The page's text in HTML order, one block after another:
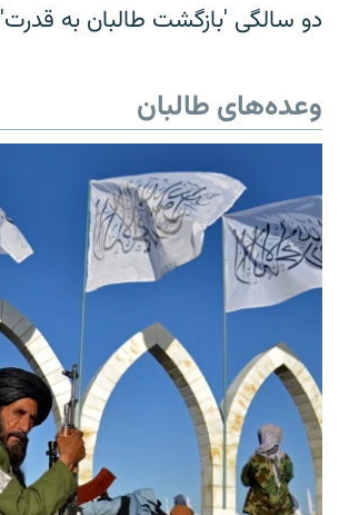
دو سالگی 'بازگشت طالبان به قدرت'
وعده‌های طالبان